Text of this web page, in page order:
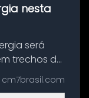
nesta
será
trechos de
feira (21).
para a
cm7brasil.com